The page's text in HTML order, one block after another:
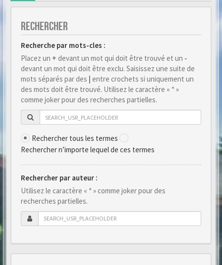
RECHERCHER
Recherche par mots-cles :
Placez un + devant un mot qui doit être trouvé et un -
devant un mot qui doit être exclu. Saisissez une suite de
mots séparés par des | entre crochets si uniquement un
des mots doit être trouvé. Utilisez le caractère « * »
comme joker pour des recherches partielles.
Rechercher tous les termes
Rechercher n’importe lequel de ces termes
Rechercher par auteur :
Utilisez le caractère « * » comme joker pour des
recherches partielles.